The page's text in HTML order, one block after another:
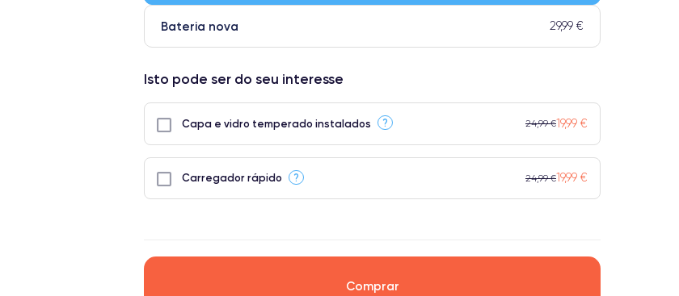
Bateria nova 29,99 €
Isto pode ser do seu interesse
Capa e vidro temperado instalados ? 24,99 €19,99 €
Carregador rápido ? 24,99 €19,99 €
Comprar